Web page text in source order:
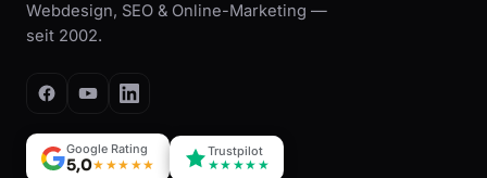
Webdesign, SEO & Online-Marketing —
seit 2002.
Google Rating
5,0★★★★★
Trustpilot
★★★★★